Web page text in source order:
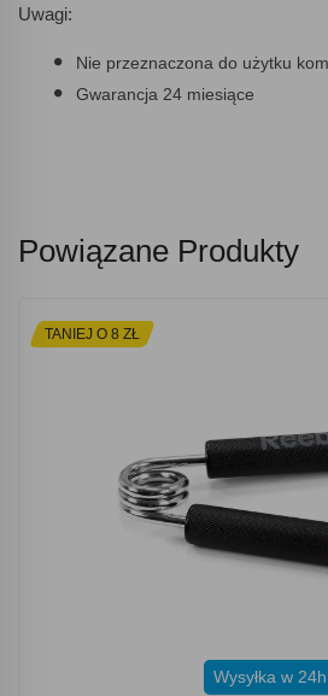
Uwagi:
Nie przeznaczona do użytku
Gwarancja 24 miesiące
Powiązane Produkty
TANIEJ O 8 ZŁ
Wysyłka w 24h